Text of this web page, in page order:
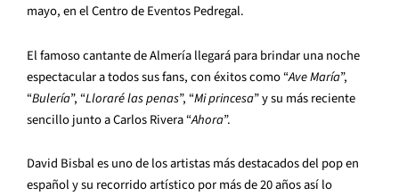
mayo, en el Centro de Eventos Pedregal.
El famoso cantante de Almería llegará para brindar una noche
espectacular a todos sus fans, con éxitos como “Ave María”,
“Bulería”, “Lloraré las penas”, “Mi princesa” y su más reciente
sencillo junto a Carlos Rivera “Ahora”.
David Bisbal es uno de los artistas más destacados del pop en
español y su recorrido artístico por más de 20 años así lo